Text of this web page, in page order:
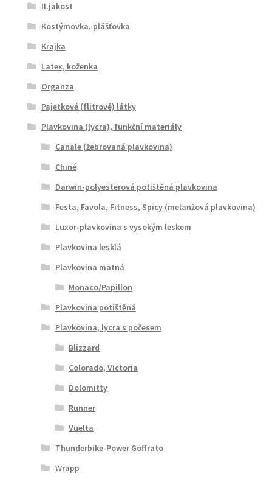
II.jakost
Kostýmovka, plášťovka
Krajka
Latex, koženka
Organza
Pajetkové (flitrové) látky
Plavkovina (lycra), funkční materiály
Canale (žebrovaná plavkovina)
Chiné
Darwin-polyesterová potištěná plavkovina
Festa, Favola, Fitness, Spicy (melanžová plavkovina)
Luxor-plavkovina s vysokým leskem
Plavkovina lesklá
Plavkovina matná
Monaco/Papillon
Plavkovina potištěná
Plavkovina, lycra s počesem
Blizzard
Colorado, Victoria
Dolomitty
Runner
Vuelta
Thunderbike-Power Goffrato
Wrapp